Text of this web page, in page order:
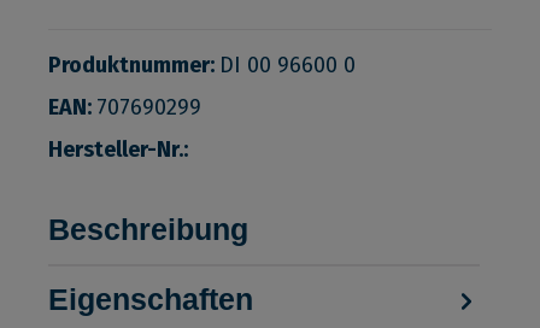
Produktnummer: DI 00 96600 0
EAN: 707690299
Hersteller-Nr.:
Beschreibung
Eigenschaften